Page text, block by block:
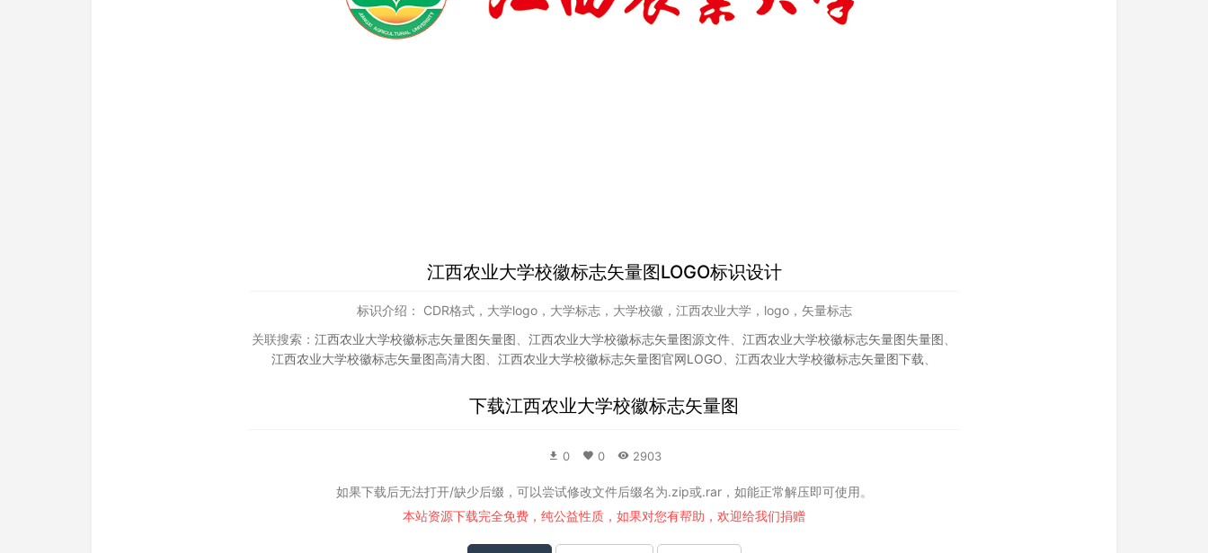
江西农业大学校徽标志矢量图LOGO标识设计
标识介绍： CDR格式，大学logo，大学标志，大学校徽，江西农业大学，logo，矢量标志
关联搜索： 江西农业大学校徽标志矢量图矢量图 江西农业大学校徽标志矢量图源文件 江西农业大学校徽标志矢量图失量图
江西农业大学校徽标志矢量图高清大图
江西农业大学校徽标志矢量图官网LOGO 江西农业大学校徽标志矢量图下载
下载江西农业大学校徽标志矢量图
0 0 2903
如果下载后无法打开/缺少后缀，可以尝试修改文件后缀名为.zip或.rar，如能正常解压即可使用。
本站资源下载完全免费，纯公益性质，如果对您有帮助，欢迎给我们捐赠